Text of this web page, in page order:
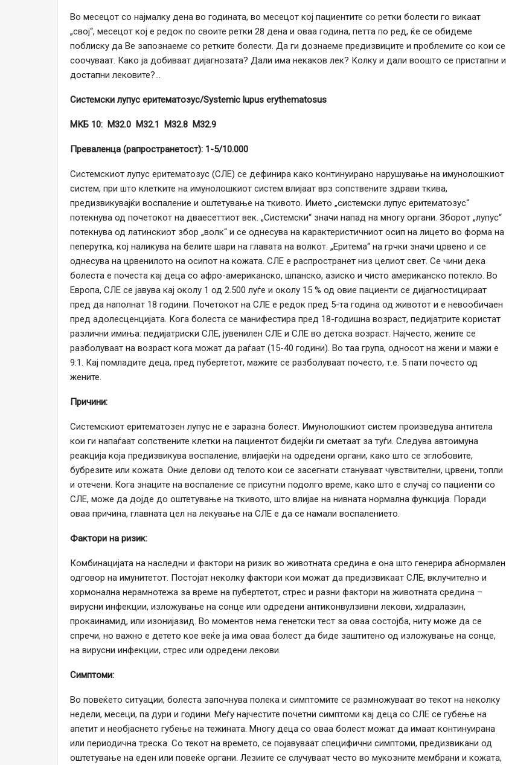
Во месецот со најмалку дена во годината, во месецот кој пациентите со ретки болести го викаат
„свој“, месецот кој е редок по своите ретки 28 дена и оваа година, петта по ред, ќе се обидеме
поблиску да Ве запознаеме со ретките болести. Да ги дознаеме предизвиците и проблемите со кои се
соочуваат. Како ја добиваат дијагнозата? Дали има некаков лек? Колку и дали воошто се пристапни и
достапни лековите?…
Системски лупус еритематозус/Systemic lupus erythematosus
МКБ 10: M32.0 M32.1 M32.8 M32.9
Преваленца (рапространетост): 1-5/10.000
Системскиот лупус еритематозус (СЛЕ) се дефинира како континуирано нарушување на имунолошкиот
систем, при што клетките на имунолошкиот систем влијаат врз сопствените здрави ткива,
предизвикувајќи воспаление и оштетување на ткивото. Името „системски лупус еритематозус“
потекнува од почетокот на дваесеттиот век. „Системски“ значи напад на многу органи. Зборот „лупус“
потекнува од латинскиот збор „волк“ и се однесува на карактеристичниот осип на лицето во форма на
пеперутка, кој наликува на белите шари на главата на волкот. „Еритема“ на грчки значи црвено и се
однесува на црвенилото на осипот на кожата. СЛЕ е распространет низ целиот свет. Се чини дека
болеста е почеста кај деца со афро-американско, шпанско, азиско и чисто американско потекло. Во
Европа, СЛЕ се јавува кај околу 1 од 2.500 луѓе и околу 15 % од овие пациенти се дијагностицираат
пред да наполнат 18 години. Почетокот на СЛЕ е редок пред 5-та година од животот и е невообичаен
пред адолесценцијата. Кога болеста се манифестира пред 18-годишна возраст, педијатрите користат
различни имиња: педијатриски СЛЕ, јувенилен СЛЕ и СЛЕ во детска возраст. Најчесто, жените се
разболуваат на возраст кога можат да раѓаат (15-40 години). Во таа група, односот на жени и мажи е
9:1. Кај помладите деца, пред пубертетот, мажите се разболуваат почесто, т.е. 5 пати почесто од
жените.
Причини:
Системскиот еритематозен лупус не е заразна болест. Имунолошкиот систем произведува антитела
кои ги напаѓаат сопствените клетки на пациентот бидејќи ги сметаат за туѓи. Следува автоимуна
реакција која предизвикува воспаление, влијаејќи на одредени органи, како што се зглобовите,
бубрезите или кожата. Оние делови од телото кои се засегнати стануваат чувствителни, црвени, топли
и отечени. Кога знаците на воспаление се присутни подолго време, како што е случај со пациенти со
СЛЕ, може да дојде до оштетување на ткивото, што влијае на нивната нормална функција. Поради
оваа причина, главната цел на лекување на СЛЕ е да се намали воспалението.
Фактори на ризик:
Комбинацијата на наследни и фактори на ризик во животната средина е она што генерира абнормален
одговор на имунитетот. Постојат неколку фактори кои можат да предизвикаат СЛЕ, вклучително и
хормонална нерамнотежа за време на пубертетот, стрес и разни фактори на животната средина –
вирусни инфекции, изложување на сонце или одредени антиконвулзивни лекови, хидралазин,
прокаинамид, или изонијазид. Во моментов нема генетски тест за оваа состојба, ниту може да се
спречи, но важно е детето кое веќе ја има оваа болест да биде заштитено од изложување на сонце,
на вирусни инфекции, стрес или одредени лекови.
Симптоми:
Во повеќето ситуации, болеста започнува полека и симптомите се размножуваат во текот на неколку
недели, месеци, па дури и години. Меѓу најчестите почетни симптоми кај деца со СЛЕ се губење на
апетит и необјаснето губење на тежината. Многу деца со оваа болест можат да имаат континуирана
или периодична треска. Со текот на времето, се појавуваат специфични симптоми, предизвикани од
оштетување на еден или повеќе органи. Лезиите се случуваат често во мукозните мембрани и кожата,